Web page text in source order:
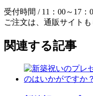
受付時間 / 11：00～17：
ご注文は、通販サイト
関連する記事